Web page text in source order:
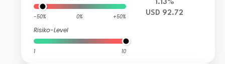
-50% 0% +50%
Risiko-Level
1 10
1.13%
USD 92.72